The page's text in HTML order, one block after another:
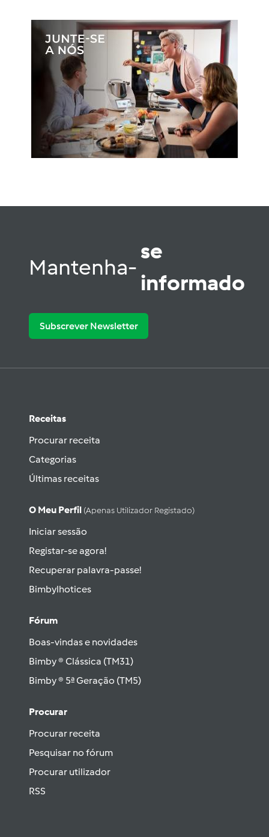
Mantenha-
se
informado
Subscrever Newsletter
Receitas
Procurar receita
Categorias
Últimas receitas
O Meu Perfil (apenas Utilizador Registado)
Iniciar sessão
Registar-se agora!
Recuperar palavra-passe!
Bimbylhotices
Fórum
Boas-vindas e novidades
Bimby ® Clássica (TM31)
Bimby ® 5ª Geração (TM5)
Procurar
Procurar receita
Pesquisar no fórum
Procurar utilizador
RSS